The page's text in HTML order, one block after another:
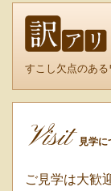
すこし欠点のある
Visit 見学に
ご見学は大歓